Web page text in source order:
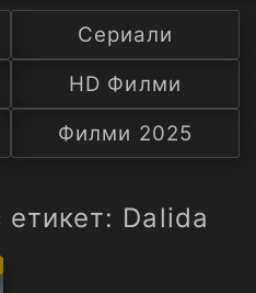
Ф
С
А
Сериали
HD Филми
Филми 2025
Dalida